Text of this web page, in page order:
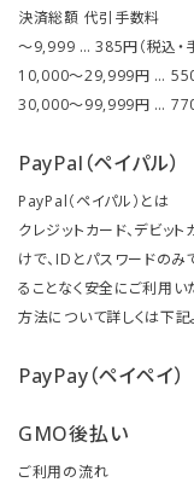
決済総額 代引手数料
～9,999 … 385円（税込・
10,000～29,999円 … 550
30,000～99,999円 … 770
PayPal（ペイパル）
PayPal（ペイパル）とは
クレジットカード、デビッ
けで、IDとパスワードの
ることなく安全にご利用い
方法について詳しくは下
PayPay（ペイペイ）
GMO後払い
ご利用の流れ